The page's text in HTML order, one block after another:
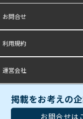
お問合せ
利用規約
運営会社
掲載をお考えの
お問合せは